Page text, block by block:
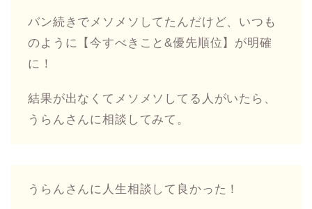
バン続きでメソメソしてたんだけど、いつも
のように【今すべきこと&優先順位】が明確
に！
結果が出なくてメソメソしてる人がいたら、
うらんさんに相談してみて。
うらんさんに人生相談して良かった！